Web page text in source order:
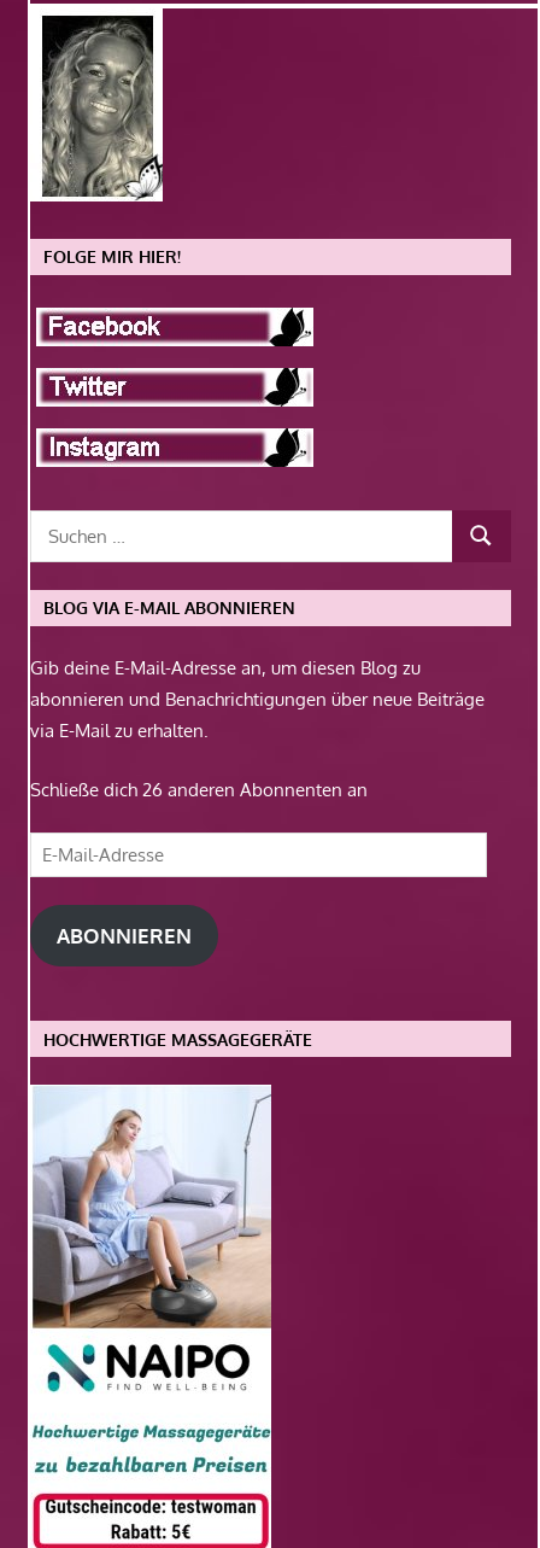
FOLGE MIR HIER!
BLOG VIA E-MAIL ABONNIEREN
Gib deine E-Mail-Adresse an, um diesen Blog zu
abonnieren und Benachrichtigungen über neue Beiträge
via E-Mail zu erhalten.
Schließe dich 26 anderen Abonnenten an
E-
Mail-
Adresse
ABONNIEREN
HOCHWERTIGE MASSAGEGERÄTE